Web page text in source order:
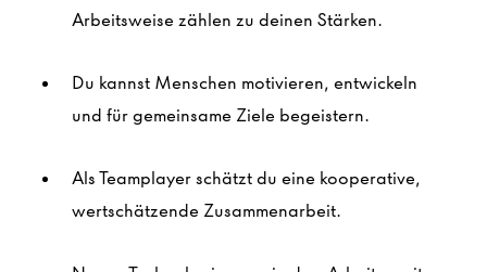
Arbeitsweise zählen zu deinen Stärken.
Du kannst Menschen motivieren, entwickeln
und für gemeinsame Ziele begeistern.
Als Teamplayer schätzt du eine kooperative,
wertschätzende Zusammenarbeit.